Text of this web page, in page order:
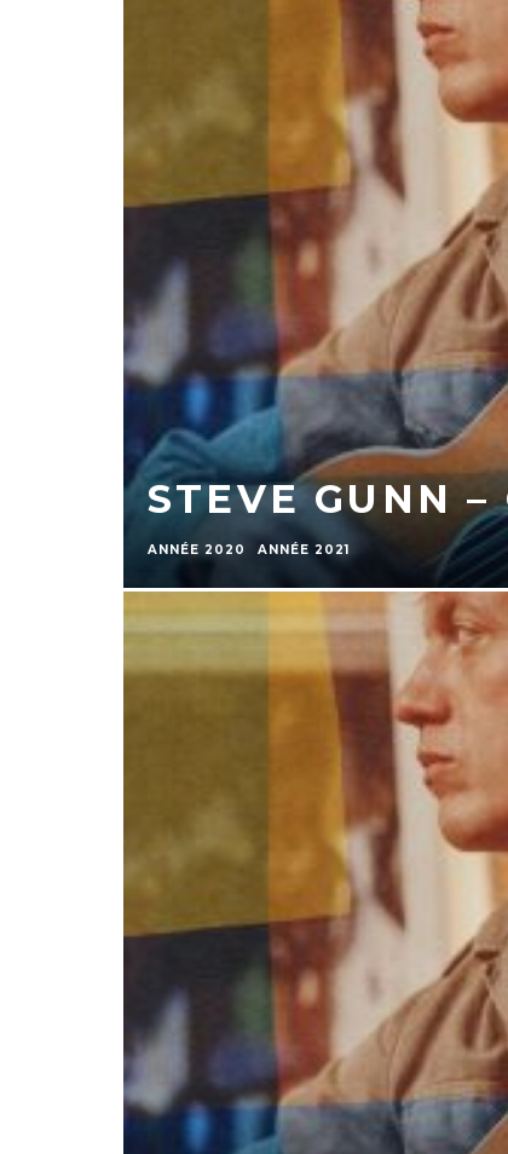
STEVE GUNN –
ANNÉE 2020 ANNÉE 2021